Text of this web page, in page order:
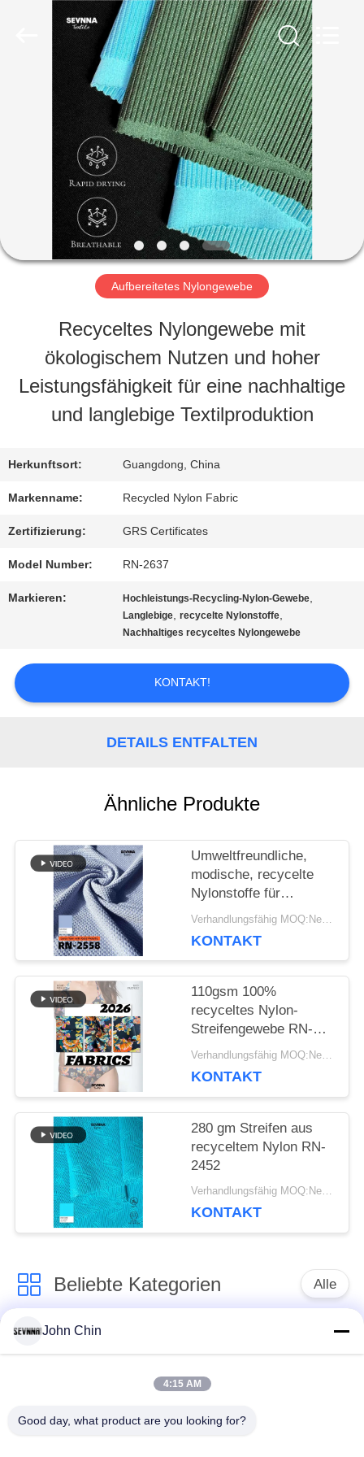
HAUS
PRODUKTE
SHOW
FABRIK-
QUALITÄTSKONTROLLE
IN
FÄLLE
SITEMAP
PRIVACY
POLICY
Aufbereitetes Nylongewebe
Recyceltes Nylongewebe mit
ökologischem Nutzen und hoher
Leistungsfähigkeit für eine nachhaltige
und langlebige Textilproduktion
Herkunftsort: Guangdong, China
Markenname: Recycled Nylon Fabric
Zertifizierung: GRS Certificates
Model Number: RN-2637
Markieren: Hochleistungs-Recycling-Nylon-Gewebe,
Langlebige,recycelte Nylonstoffe,
Nachhaltiges recyceltes Nylongewebe
KONTAKT!
DETAILS ENTFALTEN
Ähnliche Produkte
Umweltfreundliche,
modische, recycelte
Nylonstoffe für
nachhaltige Kleidung
Verhandlungsfähig MOQ:Negotiable
KONTAKT
110gsm 100%
recyceltes Nylon-
Streifengewebe RN-
2536
Verhandlungsfähig MOQ:Negotiable
KONTAKT
280 gm Streifen aus
recyceltem Nylon RN-
2452
Verhandlungsfähig MOQ:Negotiable
KONTAKT
Beliebte Kategorien Alle
Aufbereitetes
Nylongewebe
recyceltes Polyester-
Aufbereitetes Lycra-
John Chin
4:15 AM
Good day, what product are you looking for?